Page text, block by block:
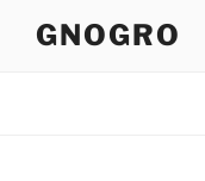
GNOGRO